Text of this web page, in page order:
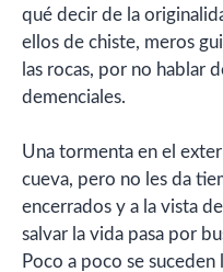
qué decir de la
ellos de chiste, meros
las rocas, por no hablar
demenciales.
Una tormenta en el
cueva, pero no les da
encerrados y a la vista
salvar la vida pasa por
Poco a poco se